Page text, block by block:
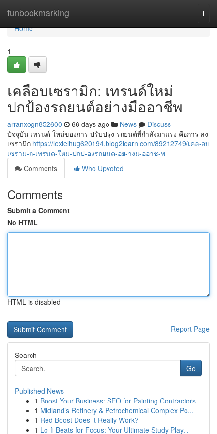
funbookmarking
Home
Home
1
เคลือบเซรามิก: เทรนด์ใหม่
ปกป้องรถยนต์อย่างมืออาชีพ
arranxogn852600 66 days ago News
Discuss
ปัจจุบัน เทรนด์ ใหม่ของการ ปรับปรุง รถยนต์ที่กำลังมาแรง คือการ ลง
เซรามิก https://lexielhug620194.blog2learn.com/89212749/เคล-อบ
เซราม-ก-เทรนด-ใหม-ปกป-องรถยนต-อย-างม-ออาช-พ
Comments
Who Upvoted
Comments
Submit a Comment
No HTML
HTML is disabled
Report Page
Search
Go
Published News
1 Boost Your Business: SEO for Painting Contractors
1 Midland’s Refinery & Petrochemical Complex Po...
1 Red Boost Does It Really Work?
1 Lo-fi Beats for Focus: Your Ultimate Study Play...